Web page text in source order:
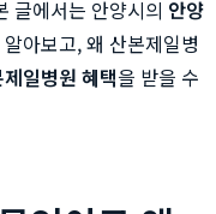
글에서는 안양시의 안양
아보고, 왜 산본제일병
일병원 혜택을 받을 수